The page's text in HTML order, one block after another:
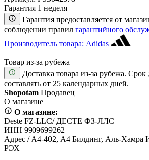
Гарантия 1 неделя
Гарантия предоставляется от
соблюдении правил гарантийного
Производитель товара: Adidas
Товар из-за рубежа
Доставка товара из-за рубежа.
составлять от 25 календарных дней.
Shopotam Продавец
О магазине
О магазине:
Deste FZ-LLC/ ДЕСТЕ ФЗ-ЛЛС
ИНН 9909699262
Адрес / А4-402, А4 Билдинг, Аль-Хамра
РЭХ